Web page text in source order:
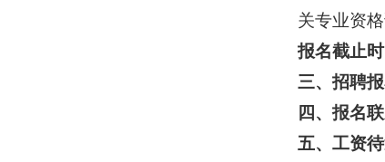
关专业资
报名截止时
三、招聘报
四、报名
五、工资待